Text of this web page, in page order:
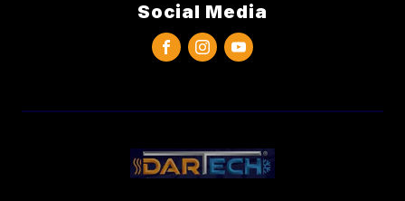
Social Media